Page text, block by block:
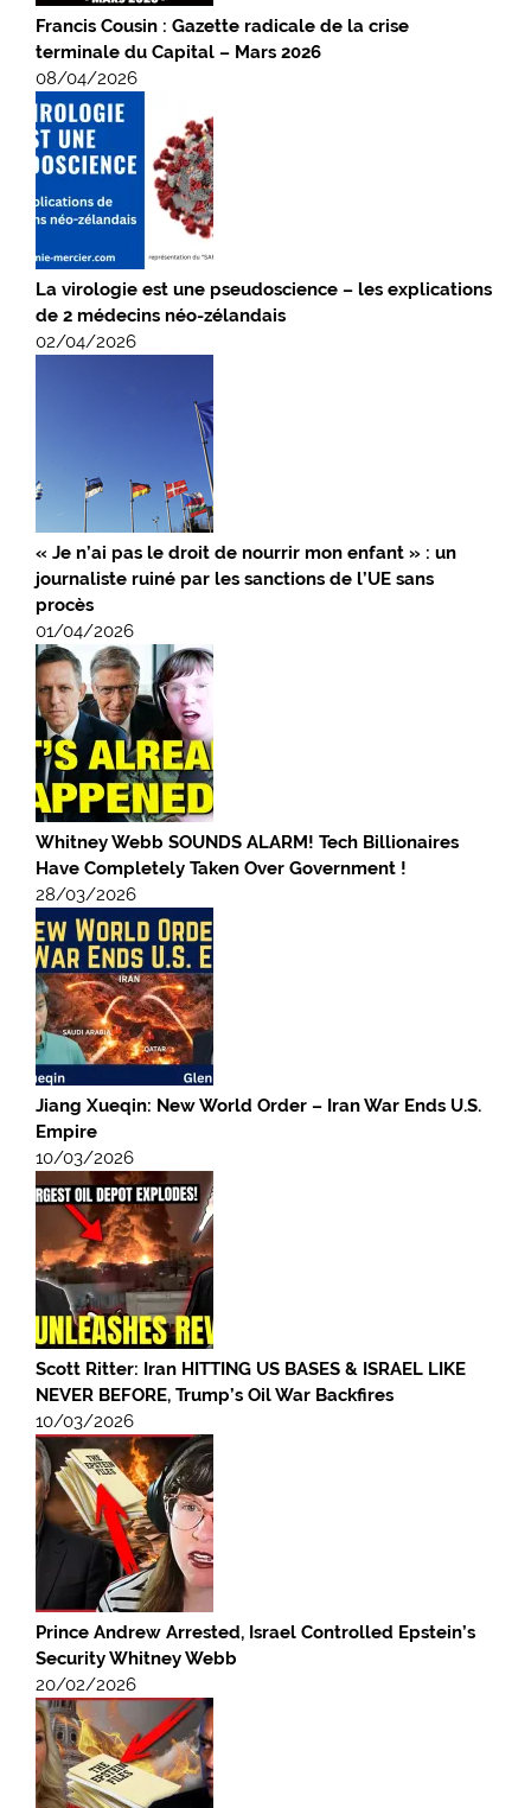
Francis Cousin : Gazette radicale de la crise
terminale du Capital – Mars 2026
08/04/2026
La virologie est une pseudoscience – les explications
de 2 médecins néo-zélandais
02/04/2026
« Je n’ai pas le droit de nourrir mon enfant » : un
journaliste ruiné par les sanctions de l’UE sans
procès
01/04/2026
Whitney Webb SOUNDS ALARM! Tech Billionaires
Have Completely Taken Over Government !
28/03/2026
Jiang Xueqin: New World Order – Iran War Ends U.S.
Empire
10/03/2026
Scott Ritter: Iran HITTING US BASES & ISRAEL LIKE
NEVER BEFORE, Trump’s Oil War Backfires
10/03/2026
Prince Andrew Arrested, Israel Controlled Epstein’s
Security Whitney Webb
20/02/2026